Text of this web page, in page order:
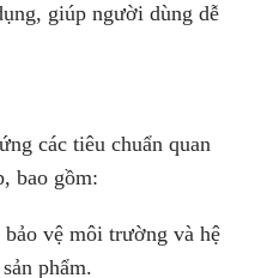
giúp người dùng dễ
các tiêu chuẩn quan
bao gồm:
vệ môi trường và hệ
phẩm.